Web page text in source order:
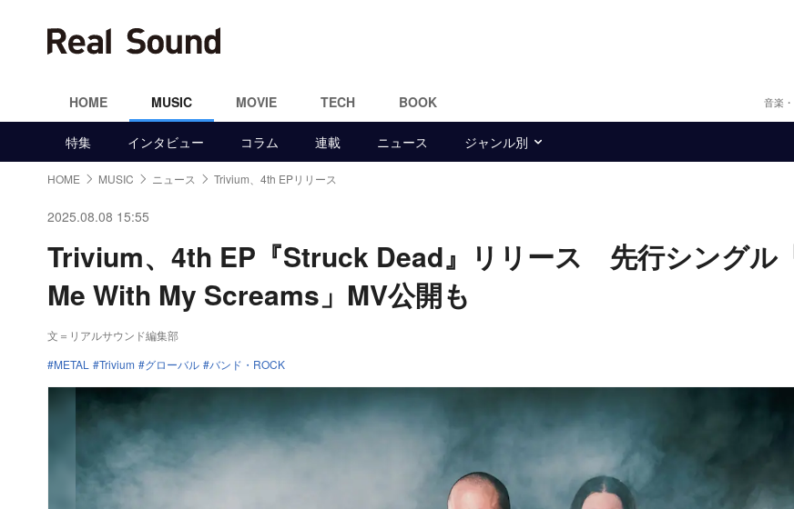
HOME MUSIC MOVIE TECH BOOK 音楽
特集 インタビュー コラム 連載 ニュース ジャンル別
HOME MUSIC ニュース Trivium、4th EPリリース
2025.08.08 15:55
Trivium、4th EP『Struck Dead』リリース 先行シングル
Me With My Screams」MV公開も
文＝リアルサウンド編集部
METAL
Trivium グローバル バンド・ROCK